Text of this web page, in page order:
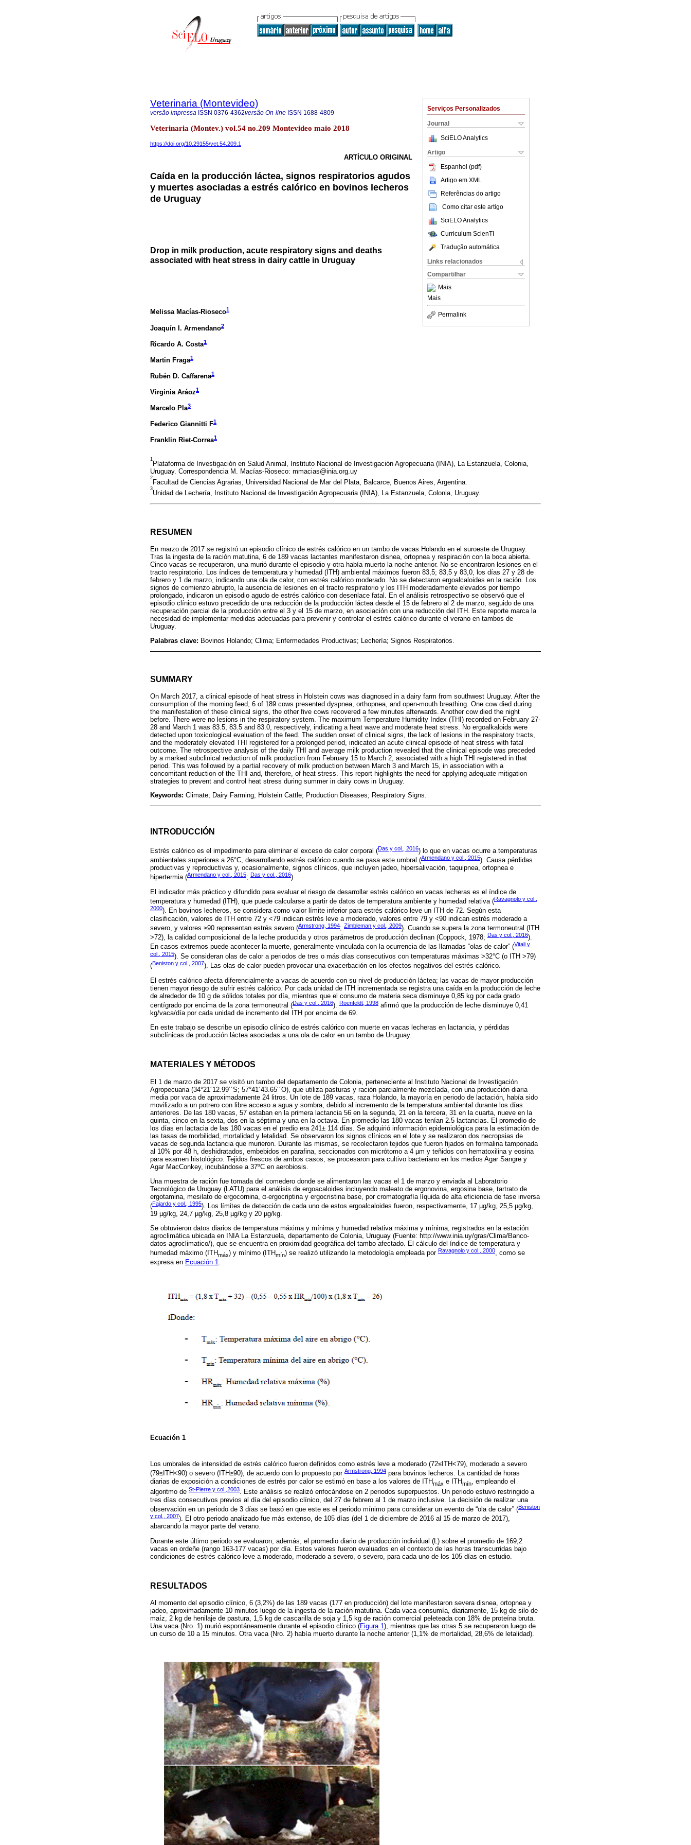
Serviços Personalizados
Journal
SciELO Analytics
Artigo
Espanhol (pdf)
Artigo em XML
Referências do artigo
Como citar este artigo
SciELO Analytics
Curriculum ScienTI
Tradução automática
Links relacionados
Compartilhar
Mais
Mais
Permalink
Veterinaria (Montevideo)
versão impressa ISSN 0376-4362versão On-line ISSN 1688-4809
Veterinaria (Montev.) vol.54 no.209 Montevideo maio 2018
https://doi.org/10.29155/vet.54.209.1
ARTÍCULO ORIGINAL
Caída en la producción láctea, signos respiratorios agudos
y muertes asociadas a estrés calórico en bovinos lecheros
de Uruguay
Drop in milk production, acute respiratory signs and deaths
associated with heat stress in dairy cattle in Uruguay
Melissa Macías-Rioseco1
Joaquín I. Armendano2
Ricardo A. Costa1
Martin Fraga1
Rubén D. Caffarena1
Virginia Aráoz1
Marcelo Pla3
Federico Giannitti F1
Franklin Riet-Correa1
1
Plataforma de Investigación en Salud Animal, Instituto Nacional de Investigación Agropecuaria (INIA), La Estanzuela, Colonia,
Uruguay. Correspondencia M. Macías-Rioseco: mmacias@inia.org.uy
2
Facultad de Ciencias Agrarias, Universidad Nacional de Mar del Plata, Balcarce, Buenos Aires, Argentina.
3
Unidad de Lechería, Instituto Nacional de Investigación Agropecuaria (INIA), La Estanzuela, Colonia, Uruguay.
RESUMEN
En marzo de 2017 se registró un episodio clínico de estrés calórico en un tambo de vacas Holando en el suroeste de Uruguay.
Tras la ingesta de la ración matutina, 6 de 189 vacas lactantes manifestaron disnea, ortopnea y respiración con la boca abierta.
Cinco vacas se recuperaron, una murió durante el episodio y otra había muerto la noche anterior. No se encontraron lesiones en el
tracto respiratorio. Los índices de temperatura y humedad (ITH) ambiental máximos fueron 83,5; 83,5 y 83,0, los días 27 y 28 de
febrero y 1 de marzo, indicando una ola de calor, con estrés calórico moderado. No se detectaron ergoalcaloides en la ración. Los
signos de comienzo abrupto, la ausencia de lesiones en el tracto respiratorio y los ITH moderadamente elevados por tiempo
prolongado, indicaron un episodio agudo de estrés calórico con desenlace fatal. En el análisis retrospectivo se observó que el
episodio clínico estuvo precedido de una reducción de la producción láctea desde el 15 de febrero al 2 de marzo, seguido de una
recuperación parcial de la producción entre el 3 y el 15 de marzo, en asociación con una reducción del ITH. Este reporte marca la
necesidad de implementar medidas adecuadas para prevenir y controlar el estrés calórico durante el verano en tambos de
Uruguay.
Palabras clave: Bovinos Holando; Clima; Enfermedades Productivas; Lechería; Signos Respiratorios.
SUMMARY
On March 2017, a clinical episode of heat stress in Holstein cows was diagnosed in a dairy farm from southwest Uruguay. After the
consumption of the morning feed, 6 of 189 cows presented dyspnea, orthopnea, and open-mouth breathing. One cow died during
the manifestation of these clinical signs, the other five cows recovered a few minutes afterwards. Another cow died the night
before. There were no lesions in the respiratory system. The maximum Temperature Humidity Index (THI) recorded on February 27-
28 and March 1 was 83.5, 83.5 and 83.0, respectively, indicating a heat wave and moderate heat stress. No ergoalkaloids were
detected upon toxicological evaluation of the feed. The sudden onset of clinical signs, the lack of lesions in the respiratory tracts,
and the moderately elevated THI registered for a prolonged period, indicated an acute clinical episode of heat stress with fatal
outcome. The retrospective analysis of the daily THI and average milk production revealed that the clinical episode was preceded
by a marked subclinical reduction of milk production from February 15 to March 2, associated with a high THI registered in that
period. This was followed by a partial recovery of milk production between March 3 and March 15, in association with a
concomitant reduction of the THI and, therefore, of heat stress. This report highlights the need for applying adequate mitigation
strategies to prevent and control heat stress during summer in dairy cows in Uruguay.
Keywords: Climate; Dairy Farming; Holstein Cattle; Production Diseases; Respiratory Signs.
INTRODUCCIÓN
Estrés calórico es el impedimento para eliminar el exceso de calor corporal (Das y col., 2016) lo que en vacas ocurre a temperaturas
ambientales superiores a 26°C, desarrollando estrés calórico cuando se pasa este umbral (Armendano y col., 2015). Causa pérdidas
productivas y reproductivas y, ocasionalmente, signos clínicos, que incluyen jadeo, hipersalivación, taquipnea, ortopnea e
hipertermia (Armendano y col., 2015; Das y col., 2016).
El indicador más práctico y difundido para evaluar el riesgo de desarrollar estrés calórico en vacas lecheras es el índice de
temperatura y humedad (ITH), que puede calcularse a partir de datos de temperatura ambiente y humedad relativa (Ravagnolo y col.,
2000). En bovinos lecheros, se considera como valor límite inferior para estrés calórico leve un ITH de 72. Según esta
clasificación, valores de ITH entre 72 y <79 indican estrés leve a moderado, valores entre 79 y <90 indican estrés moderado a
severo, y valores ≥90 representan estrés severo (Armstrong, 1994; Zimbleman y col., 2009). Cuando se supera la zona termoneutral (ITH
>72), la calidad composicional de la leche producida y otros parámetros de producción declinan (Coppock, 1978; Das y col., 2016).
En casos extremos puede acontecer la muerte, generalmente vinculada con la ocurrencia de las llamadas “olas de calor” (Vitali y
col., 2015). Se consideran olas de calor a periodos de tres o más días consecutivos con temperaturas máximas >32°C (o ITH >79)
(Beniston y col., 2007). Las olas de calor pueden provocar una exacerbación en los efectos negativos del estrés calórico.
El estrés calórico afecta diferencialmente a vacas de acuerdo con su nivel de producción láctea; las vacas de mayor producción
tienen mayor riesgo de sufrir estrés calórico. Por cada unidad de ITH incrementada se registra una caída en la producción de leche
de alrededor de 10 g de sólidos totales por día, mientras que el consumo de materia seca disminuye 0,85 kg por cada grado
centígrado por encima de la zona termoneutral (Das y col., 2016). Roenfeldt, 1998 afirmó que la producción de leche disminuye 0,41
kg/vaca/día por cada unidad de incremento del ITH por encima de 69.
En este trabajo se describe un episodio clínico de estrés calórico con muerte en vacas lecheras en lactancia, y pérdidas
subclínicas de producción láctea asociadas a una ola de calor en un tambo de Uruguay.
MATERIALES Y MÉTODOS
El 1 de marzo de 2017 se visitó un tambo del departamento de Colonia, perteneciente al Instituto Nacional de Investigación
Agropecuaria (34°21´12.99´´S; 57°41´43.65´´O), que utiliza pasturas y ración parcialmente mezclada, con una producción diaria
media por vaca de aproximadamente 24 litros. Un lote de 189 vacas, raza Holando, la mayoría en periodo de lactación, había sido
movilizado a un potrero con libre acceso a agua y sombra, debido al incremento de la temperatura ambiental durante los días
anteriores. De las 180 vacas, 57 estaban en la primera lactancia 56 en la segunda, 21 en la tercera, 31 en la cuarta, nueve en la
quinta, cinco en la sexta, dos en la séptima y una en la octava. En promedio las 180 vacas tenían 2.5 lactancias. El promedio de
los días en lactacia de las 180 vacas en el predio era 241± 114 días. Se adquirió información epidemiológica para la estimación de
las tasas de morbilidad, mortalidad y letalidad. Se observaron los signos clínicos en el lote y se realizaron dos necropsias de
vacas de segunda lactancia que murieron. Durante las mismas, se recolectaron tejidos que fueron fijados en formalina tamponada
al 10% por 48 h, deshidratados, embebidos en parafina, seccionados con micrótomo a 4 µm y teñidos con hematoxilina y eosina
para examen histológico. Tejidos frescos de ambos casos, se procesaron para cultivo bacteriano en los medios Agar Sangre y
Agar MacConkey, incubándose a 37ºC en aerobiosis.
Una muestra de ración fue tomada del comedero donde se alimentaron las vacas el 1 de marzo y enviada al Laboratorio
Tecnológico de Uruguay (LATU) para el análisis de ergoacaloides incluyendo maleato de ergonovina, ergosina base, tartrato de
ergotamina, mesilato de ergocornina, α-ergocriptina y ergocristina base, por cromatografía líquida de alta eficiencia de fase inversa
(Fajardo y col., 1995). Los límites de detección de cada uno de estos ergoalcaloides fueron, respectivamente, 17 µg/kg, 25,5 µg/kg,
19 µg/kg, 24,7 µg/kg, 25,8 µg/kg y 20 µg/kg.
Se obtuvieron datos diarios de temperatura máxima y mínima y humedad relativa máxima y mínima, registrados en la estación
agroclimática ubicada en INIA La Estanzuela, departamento de Colonia, Uruguay (Fuente: http://www.inia.uy/gras/Clima/Banco-
datos-agroclimatico/), que se encuentra en proximidad geográfica del tambo afectado. El cálculo del índice de temperatura y
humedad máximo (ITHmáx) y mínimo (ITHmín) se realizó utilizando la metodología empleada por Ravagnolo y col., 2000, como se
expresa en Ecuación 1.
Ecuación 1
Los umbrales de intensidad de estrés calórico fueron definidos como estrés leve a moderado (72≤ITH<79), moderado a severo
(79≤ITH<90) o severo (ITH≥90), de acuerdo con lo propuesto por Armstrong, 1994 para bovinos lecheros. La cantidad de horas
diarias de exposición a condiciones de estrés por calor se estimó en base a los valores de ITHmáx e ITHmín
, empleando el
algoritmo de St-Pierre y col. 2003. Este análisis se realizó enfocándose en 2 periodos superpuestos. Un periodo estuvo restringido a
tres días consecutivos previos al día del episodio clínico, del 27 de febrero al 1 de marzo inclusive. La decisión de realizar una
observación en un periodo de 3 días se basó en que este es el periodo mínimo para considerar un evento de “ola de calor” (Beniston
y col., 2007). El otro periodo analizado fue más extenso, de 105 días (del 1 de diciembre de 2016 al 15 de marzo de 2017),
abarcando la mayor parte del verano.
Durante este último periodo se evaluaron, además, el promedio diario de producción individual (L) sobre el promedio de 169,2
vacas en ordeñe (rango 163-177 vacas) por día. Estos valores fueron evaluados en el contexto de las horas transcurridas bajo
condiciones de estrés calórico leve a moderado, moderado a severo, o severo, para cada uno de los 105 días en estudio.
RESULTADOS
Al momento del episodio clínico, 6 (3,2%) de las 189 vacas (177 en producción) del lote manifestaron severa disnea, ortopnea y
jadeo, aproximadamente 10 minutos luego de la ingesta de la ración matutina. Cada vaca consumía, diariamente, 15 kg de silo de
maíz, 2 kg de henilaje de pastura, 1,5 kg de cascarilla de soja y 1,5 kg de ración comercial peleteada con 18% de proteína bruta.
Una vaca (Nro. 1) murió espontáneamente durante el episodio clínico (Figura 1 ), mientras que las otras 5 se recuperaron luego de
un curso de 10 a 15 minutos. Otra vaca (Nro. 2) había muerto durante la noche anterior (1,1% de mortalidad, 28,6% de letalidad).